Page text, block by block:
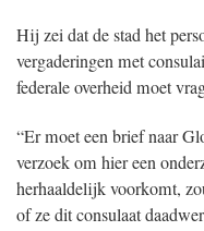
Hij zei dat de stad het
vergaderingen met
federale overheid moet
“Er moet een brief naar
verzoek om hier een
herhaaldelijk voorkomt,
of ze dit consulaat